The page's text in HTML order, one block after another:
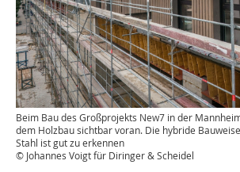
Beim Bau des Großprojekts New7 in der
dem Holzbau sichtbar voran. Die hybride
Stahl ist gut zu erkennen
© Johannes Voigt für Diringer & Scheidel